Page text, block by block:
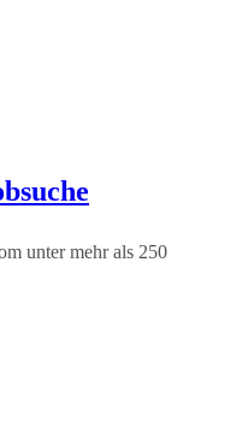
unter mehr als 250